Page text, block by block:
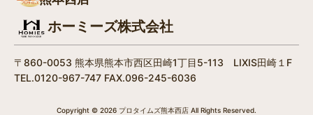
ホーミーズ株式会社
〒860-0053 熊本県熊本市西区田崎1丁目5-113 LIXIS田崎１F
TEL.0120-967-747 FAX.096-245-6036
Copyright © 2026 プロタイムズ熊本西店 All Rights Reserved.